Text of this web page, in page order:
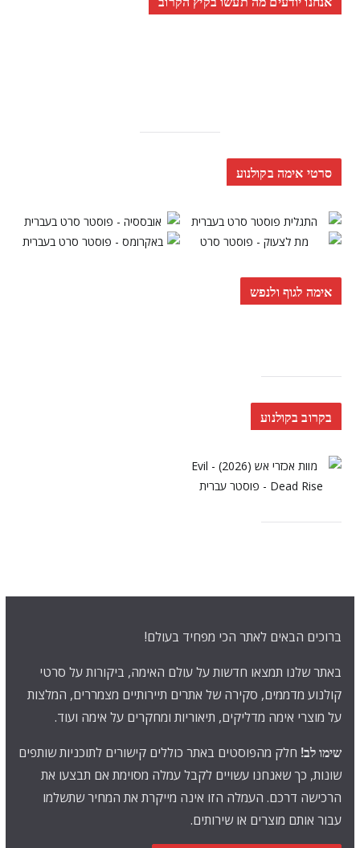
סרטי אימה בקולנוע
אימה לגוף ולנפש
בקרוב בקולנוע
ברוכים הבאים לאתר הכי מפחיד בעולם!
באתר שלנו תמצאו חדשות על עולם האימה, ביקורות על סרטי
קולנוע מדממים, סקירה של אתרים תיירותיים מצמררים, המלצות
על מוצרי אימה מדליקים, תיאוריות ומחקרים על אימה ועוד.
שימו לב! חלק מהפוסטים באתר כוללים קישורים לתוכניות שותפים
שונות, כך שאנחנו עשויים לקבל עמלה מסוימת אם תבצעו את
הרכישה דרכם. העמלה הזו אינה מייקרת את המחיר שתשלמו
עבור אותם מוצרים או שירותים.